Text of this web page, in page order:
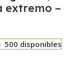
extremo –
500 disponibles